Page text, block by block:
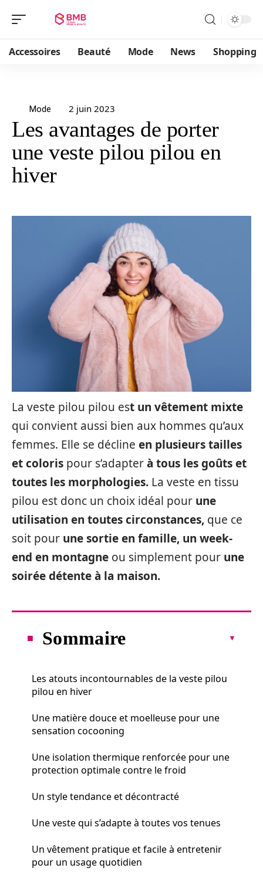
Accessoires Beauté Mode News Shopping
Mode 2 juin 2023
Les avantages de porter
une veste pilou pilou en
hiver
La veste pilou pilou est un vêtement mixte
qui convient aussi bien aux hommes qu’aux
femmes. Elle se décline en plusieurs tailles
et coloris pour s’adapterà tous les goûts et
toutes les morphologies. La veste en tissu
pilou est donc un choix idéal pour une
utilisation en toutes circonstances, que ce
soit pour une sortie en famille, un week-
end en montagne ou simplement pour une
soirée détente à la maison.
Sommaire
Les atouts incontournables de la veste pilou
pilou en hiver
Une matière douce et moelleuse pour une
sensation cocooning
Une isolation thermique renforcée pour une
protection optimale contre le froid
Un style tendance et décontracté
Une veste qui s’adapte à toutes vos tenues
Un vêtement pratique et facile à entretenir
pour un usage quotidien